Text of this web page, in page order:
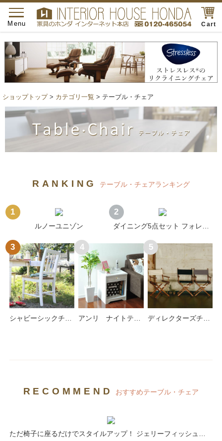
Cart
toggle
navigation
Menu
ショップトップ> カテゴリ一覧 > テーブル・チェア
RANKING テーブル・チェアランキング
1
ルノーユニゾン
2
3 4 5
RECOMMEND おすすめテーブル・チェア
ただ椅子に座るだけでスタイルアップ！ ジェリーフィッシュチェア